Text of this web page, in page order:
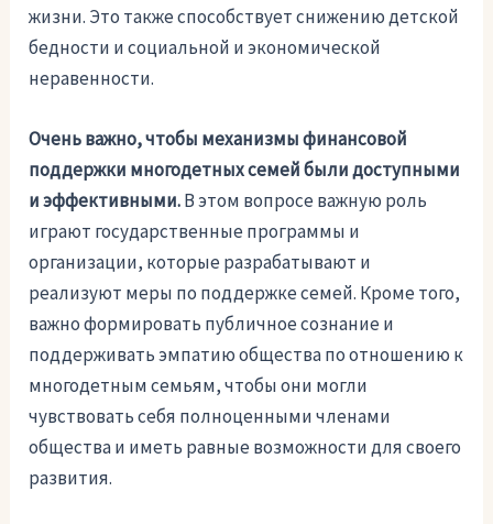
жизни. Это также способствует снижению детской
бедности и социальной и экономической
неравенности.
Очень важно, чтобы механизмы финансовой
поддержки многодетных семей были доступными
и эффективными.В этом вопросе важную роль
играют государственные программы и
организации, которые разрабатывают и
реализуют меры по поддержке семей. Кроме того,
важно формировать публичное сознание и
поддерживать эмпатию общества по отношению к
многодетным семьям, чтобы они могли
чувствовать себя полноценными членами
общества и иметь равные возможности для своего
развития.